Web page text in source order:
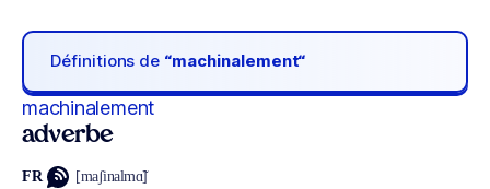
Définitions de “machinalement“
machinalement
adverbe
FR [maʃinalmɑ̃]